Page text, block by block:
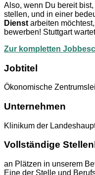
Also, wenn Du bereit
stellen, und in einer
Dienst arbeiten
bewerben! Stuttgart
Zur kompletten
Jobtitel
Ökonomische
Unternehmen
Klinikum der
Vollständige
an Plätzen in unserem
Eine der Stelle und